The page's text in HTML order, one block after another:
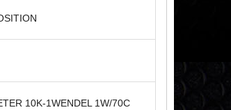
10K-1WENDEL 1W/70C